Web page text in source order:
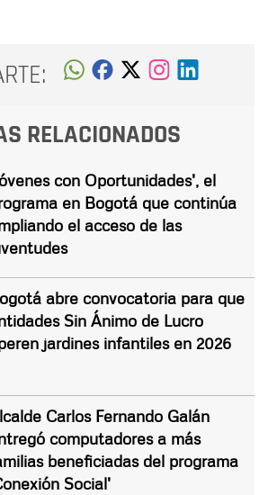
RELACIONADOS
con Oportunidades', el
en Bogotá que continúa
el acceso de las
abre convocatoria para que
Sin Ánimo de Lucro
jardines infantiles en 2026
Carlos Fernando Galán
computadores a más
beneficiadas del programa
Social'